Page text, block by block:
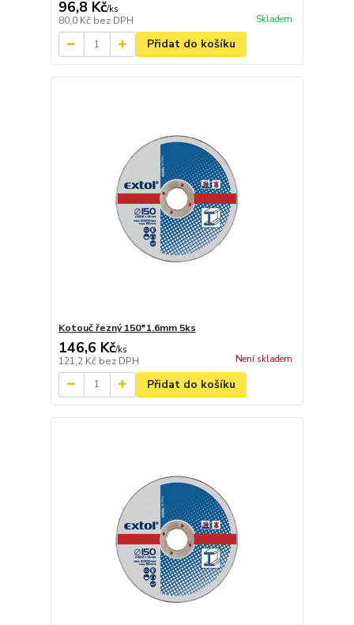
96,8 Kč/ks
80,0 Kč bez DPH Skladem
Přidat do košíku
Kotouč řezný 150*1.6mm 5ks
146,6 Kč/ks
121,2 Kč bez DPH Není skladem
Přidat do košíku